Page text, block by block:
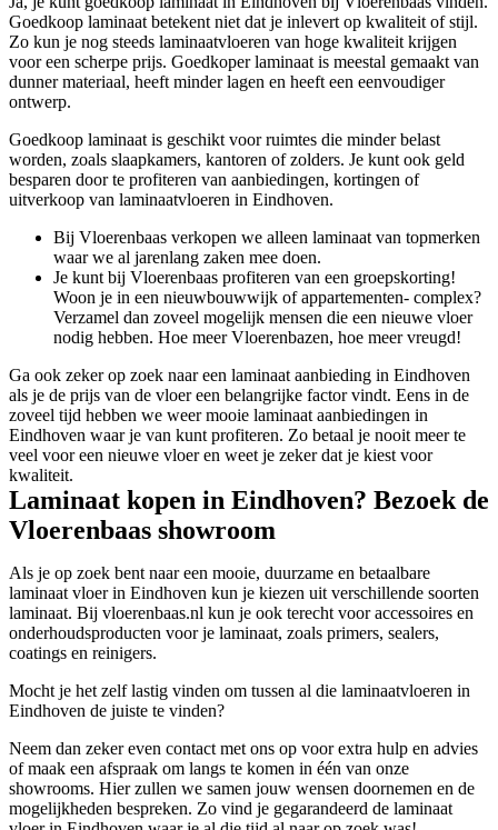
Goedkoop laminaat betekent niet dat je inlevert op kwaliteit of stijl.
Zo kun je nog steeds laminaatvloeren van hoge kwaliteit krijgen
voor een scherpe prijs. Goedkoper laminaat is meestal gemaakt van
dunner materiaal, heeft minder lagen en heeft een eenvoudiger
ontwerp.
Goedkoop laminaat is geschikt voor ruimtes die minder belast
worden, zoals slaapkamers, kantoren of zolders. Je kunt ook geld
besparen door te profiteren van aanbiedingen, kortingen of
uitverkoop van laminaatvloeren in Eindhoven.
Bij Vloerenbaas verkopen we alleen laminaat van topmerken
waar we al jarenlang zaken mee doen.
Je kunt bij Vloerenbaas profiteren van een groepskorting!
Woon je in een nieuwbouwwijk of appartementen- complex?
Verzamel dan zoveel mogelijk mensen die een nieuwe vloer
nodig hebben. Hoe meer Vloerenbazen, hoe meer vreugd!
Ga ook zeker op zoek naar een laminaat aanbieding in Eindhoven
als je de prijs van de vloer een belangrijke factor vindt. Eens in de
zoveel tijd hebben we weer mooie laminaat aanbiedingen in
Eindhoven waar je van kunt profiteren. Zo betaal je nooit meer te
veel voor een nieuwe vloer en weet je zeker dat je kiest voor
kwaliteit.
Laminaat kopen in Eindhoven? Bezoek de
Vloerenbaas showroom
Als je op zoek bent naar een mooie, duurzame en betaalbare
laminaat vloer in Eindhoven kun je kiezen uit verschillende soorten
laminaat. Bij vloerenbaas.nl kun je ook terecht voor accessoires en
onderhoudsproducten voor je laminaat, zoals primers, sealers,
coatings en reinigers.
Mocht je het zelf lastig vinden om tussen al die laminaatvloeren in
Eindhoven de juiste te vinden?
Neem dan zeker even contact met ons op voor extra hulp en advies
of maak een afspraak om langs te komen in één van onze
showrooms. Hier zullen we samen jouw wensen doornemen en de
mogelijkheden bespreken. Zo vind je gegarandeerd de laminaat